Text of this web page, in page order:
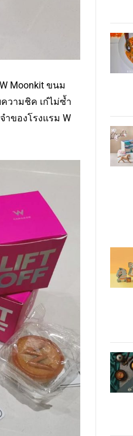
Moonkit ขนม
วามชิค เก๋ไม่ซ้ำ
ำของโรงแรม W